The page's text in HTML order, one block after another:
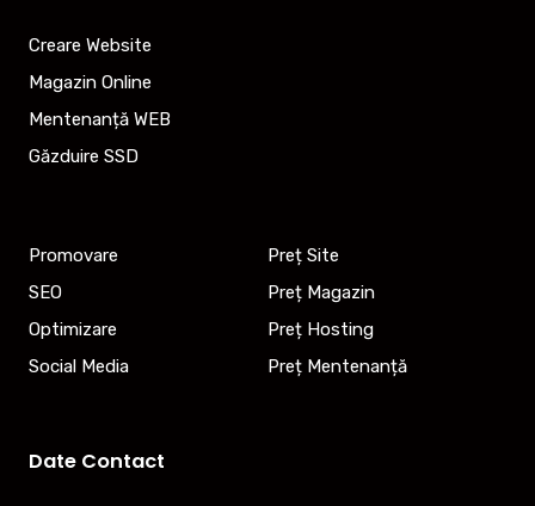
Creare Website
Magazin Online
Mentenanță WEB
Găzduire SSD
Promovare
SEO
Optimizare
Social Media
Preț Site
Preț Magazin
Preț Hosting
Preț Mentenanță
Date Contact